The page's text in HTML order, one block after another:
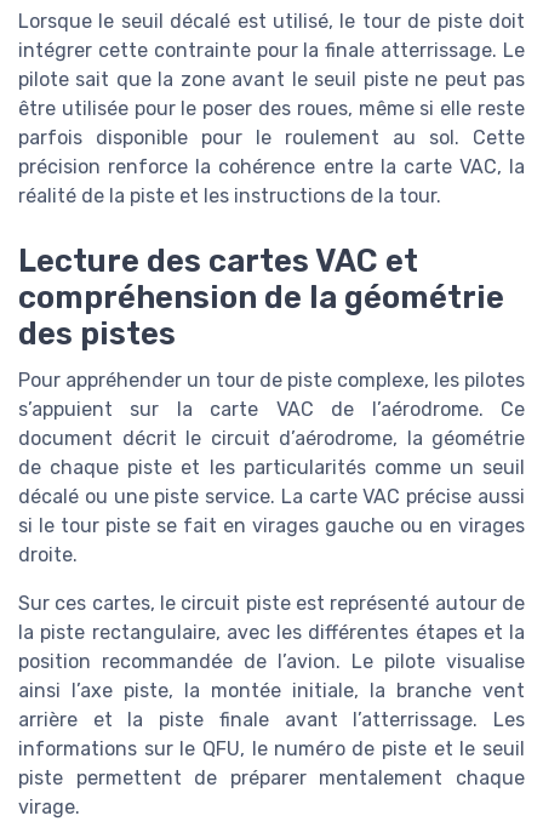
Lorsque le seuil décalé est utilisé, le tour de piste doit
intégrer cette contrainte pour la finale atterrissage. Le
pilote sait que la zone avant le seuil piste ne peut pas
être utilisée pour le poser des roues, même si elle reste
parfois disponible pour le roulement au sol. Cette
précision renforce la cohérence entre la carte VAC, la
réalité de la piste et les instructions de la tour.
Lecture des cartes VAC et
compréhension de la géométrie
des pistes
Pour appréhender un tour de piste complexe, les pilotes
s’appuient sur la carte VAC de l’aérodrome. Ce
document décrit le circuit d’aérodrome, la géométrie
de chaque piste et les particularités comme un seuil
décalé ou une piste service. La carte VAC précise aussi
si le tour piste se fait en virages gauche ou en virages
droite.
Sur ces cartes, le circuit piste est représenté autour de
la piste rectangulaire, avec les différentes étapes et la
position recommandée de l’avion. Le pilote visualise
ainsi l’axe piste, la montée initiale, la branche vent
arrière et la piste finale avant l’atterrissage. Les
informations sur le QFU, le numéro de piste et le seuil
piste permettent de préparer mentalement chaque
virage.